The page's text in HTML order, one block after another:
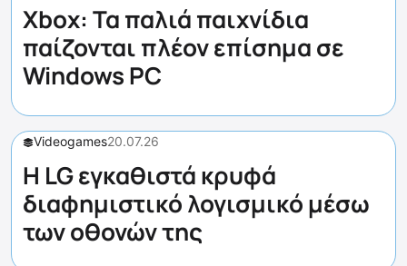
Xbox: Τα παλιά παιχνίδια
παίζονται πλέον επίσημα σε
Windows PC
Videogames20.07.26
Η LG εγκαθιστά κρυφά
διαφημιστικό λογισμικό μέσω
των οθονών της